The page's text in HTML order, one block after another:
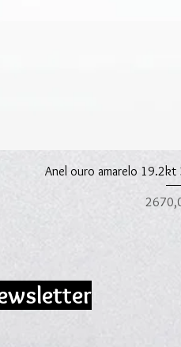
Anel ouro amarelo 19.2kt
Preço